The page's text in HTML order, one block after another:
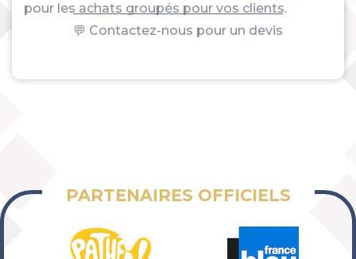
pour les achats groupés pour vos clients.
💬 Contactez-nous pour un devis
PARTENAIRES OFFICIELS